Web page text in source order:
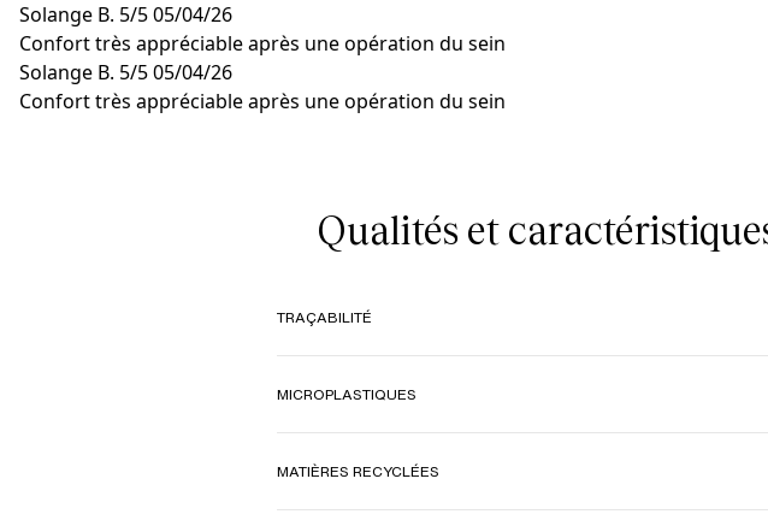
Solange B. 5/505/04/26
Confort très appréciable après une opération du sein
Solange B. 5/505/04/26
Confort très appréciable après une opération du sein
Qualités et
TRAÇABILITÉ
MICROPLASTIQUES
MATIÈRES RECYCLÉES